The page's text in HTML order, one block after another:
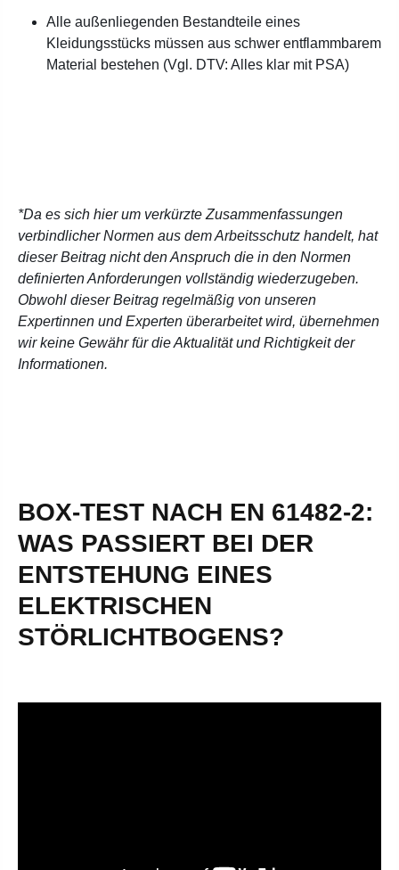
Alle außenliegenden Bestandteile eines
Kleidungsstücks müssen aus schwer entflammbarem
Material bestehen (Vgl. DTV: Alles klar mit PSA)
*Da es sich hier um verkürzte Zusammenfassungen
verbindlicher Normen aus dem Arbeitsschutz handelt, hat
dieser Beitrag nicht den Anspruch die in den Normen
definierten Anforderungen vollständig wiederzugeben.
Obwohl dieser Beitrag regelmäßig von unseren
Expertinnen und Experten überarbeitet wird, übernehmen
wir keine Gewähr für die Aktualität und Richtigkeit der
Informationen.
BOX-TEST NACH EN 61482-2:
WAS PASSIERT BEI DER
ENTSTEHUNG EINES
ELEKTRISCHEN
STÖRLICHTBOGENS?